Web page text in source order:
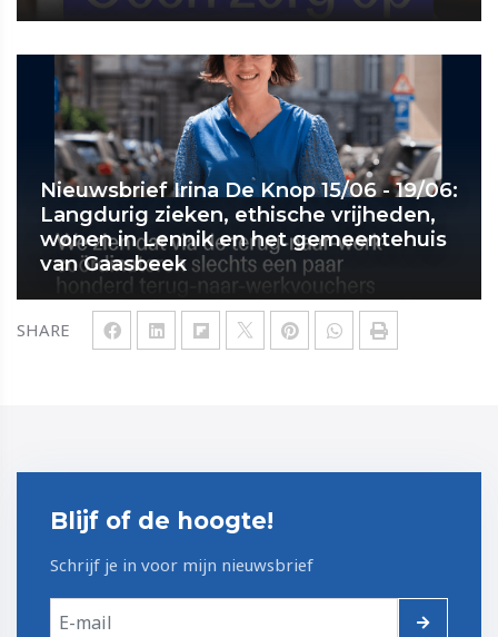
SHARE
Nieuwsbrief Irina De Knop 15/06 - 19/06:
Langdurig zieken, ethische vrijheden,
wonen in Lennik en het gemeentehuis
van Gaasbeek
Blijf of de hoogte!
Schrijf je in voor mijn nieuwsbrief